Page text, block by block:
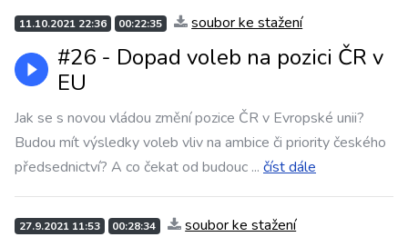
11.10.2021 22:36 00:22:35 soubor ke stažení
#26 - Dopad voleb na pozici ČR v
EU
Jak se s novou vládou změní pozice ČR v Evropské unii?
Budou mít výsledky voleb vliv na ambice či priority českého
předsednictví? A co čekat od budouc ... číst dále
27.9.2021 11:53 00:28:34 soubor ke stažení